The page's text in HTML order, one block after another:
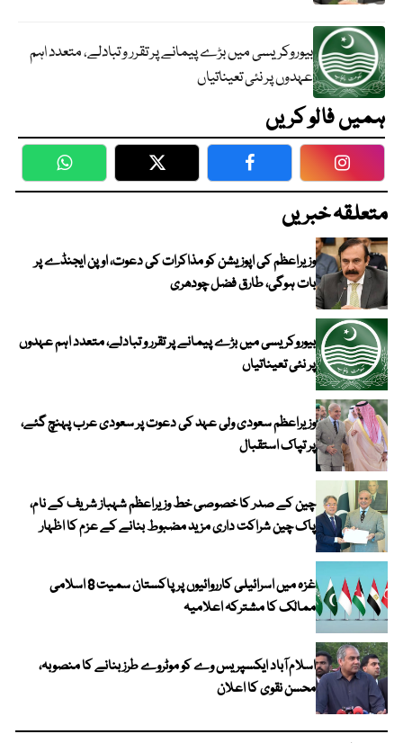
بیوروکریسی میں بڑے پیمانے پر تقرر و تبادلے، متعدد اہم
عہدوں پر نئی تعیناتیاں
ہمیں فالو کریں
WhatsApp Twitter Facebook
متعلقہ خبریں
وزیراعظم کی اپوزیشن کو مذاکرات کی دعوت، اوپن ایجنڈے پر
بات ہوگی، طارق فضل چودھری
بیوروکریسی میں بڑے پیمانے پر تقرر و تبادلے، متعدد اہم عہدوں
پر نئی تعیناتیاں
وزیراعظم سعودی ولی عہد کی دعوت پر سعودی عرب پہنچ گئے،
پر تپاک استقبال
چین کے صدر کا خصوصی خط وزیراعظم شہباز شریف کے نام،
پاک چین شراکت داری مزید مضبوط بنانے کے عزم کا اظہار
غزہ میں اسرائیلی کارروائیوں پر پاکستان سمیت 8 اسلامی
ممالک کا مشترکہ اعلامیہ
اسلام آباد ایکسپریس وے کو موٹروے طرز بنانے کا منصوبہ،
محسن نقوی کا اعلان